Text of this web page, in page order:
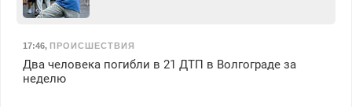
17:46, ПРОИСШЕСТВИЯ
Два человека погибли в 21 ДТП в Волгограде за
неделю